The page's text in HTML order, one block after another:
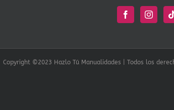
Copyright ©2023 Hazlo Tú Manualidades | Todos los